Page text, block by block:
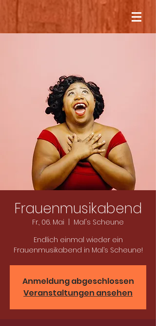
Frauenmusikabend
Fr., 06. Mai
Mal's Scheune
Endlich einmal wieder ein
Frauenmusikabend in Mal’s Scheune!
Anmeldung abgeschlossen
Veranstaltungen ansehen